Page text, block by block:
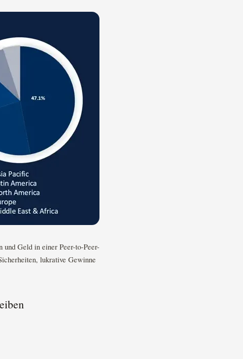
Geld in einer Peer-to-Peer-
lukrative Gewinne